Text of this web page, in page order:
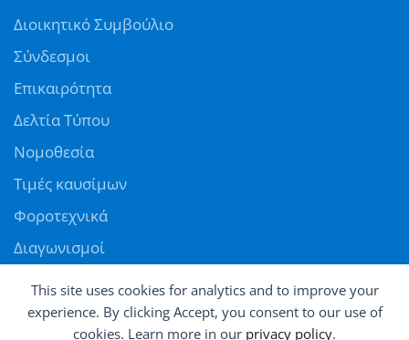
This site uses cookies for analytics and to improve your
experience. By clicking Accept, you consent to our use of
cookies. Learn more in our privacy policy.
Διοικητικό Συμβούλιο
Σύνδεσμοι
Επικαιρότητα
Δελτία Τύπου
Νομοθεσία
Τιμές καυσίμων
Φοροτεχνικά
Διαγωνισμοί
Αγγελίες
Θέσεις εργασίας